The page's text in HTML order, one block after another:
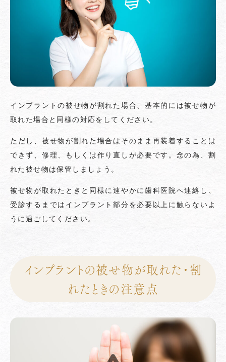
インプラントの被せ物が割れた場合、基本的には被せ物が
取れた場合と同様の対応をしてください。
ただし、被せ物が割れた場合はそのまま再装着することは
できず、修理、もしくは作り直しが必要です。念の為、割
れた被せ物は保管しましょう。
被せ物が取れたときと同様に速やかに歯科医院へ連絡し、
受診するまではインプラント部分を必要以上に触らないよ
うに過ごしてください。
インプラントの被せ物が取れた・割
れたときの注意点